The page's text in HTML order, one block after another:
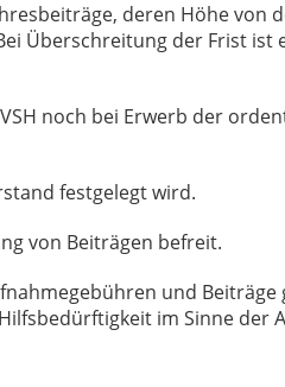
deren Höhe von
Überschreitung der Frist
noch bei Erwerb der
festgelegt wird.
von Beiträgen befreit.
und Beiträge
im Sinne der